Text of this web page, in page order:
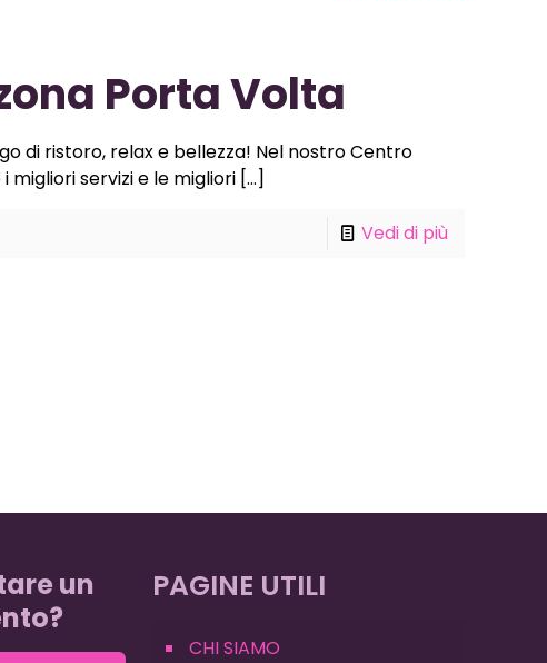
Porta Volta
di ristoro, relax e bellezza! Nel nostro Centro
servizi e le migliori[…]
Vedi di più
un
PAGINE UTILI
CHI SIAMO